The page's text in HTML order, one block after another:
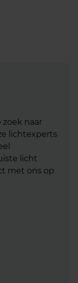
zoek naar
lichtexperts
licht
met ons op